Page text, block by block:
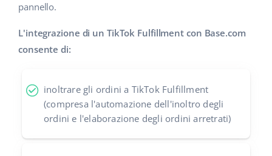
ContattoItaliano
polski
română
中文
pannello.
L'integrazione di un TikTok Fulfillment con Base.com
consente di:
inoltrare gli ordini a TikTok Fulfillment
(compresa l'automazione dell'inoltro degli
ordini e l'elaborazione degli ordini arretrati)